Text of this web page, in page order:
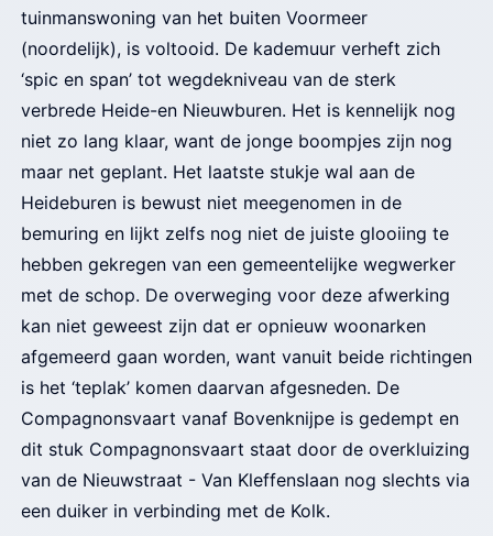
tuinmanswoning van het buiten Voormeer
(noordelijk), is voltooid. De kademuur verheft zich
‘spic en span’ tot wegdekniveau van de sterk
verbrede Heide-en Nieuwburen. Het is kennelijk nog
niet zo lang klaar, want de jonge boompjes zijn nog
maar net geplant. Het laatste stukje wal aan de
Heideburen is bewust niet meegenomen in de
bemuring en lijkt zelfs nog niet de juiste glooiing te
hebben gekregen van een gemeentelijke wegwerker
met de schop. De overweging voor deze afwerking
kan niet geweest zijn dat er opnieuw woonarken
afgemeerd gaan worden, want vanuit beide richtingen
is het ‘teplak’ komen daarvan afgesneden. De
Compagnonsvaart vanaf Bovenknijpe is gedempt en
dit stuk Compagnonsvaart staat door de overkluizing
van de Nieuwstraat - Van Kleffenslaan nog slechts via
een duiker in verbinding met de Kolk.